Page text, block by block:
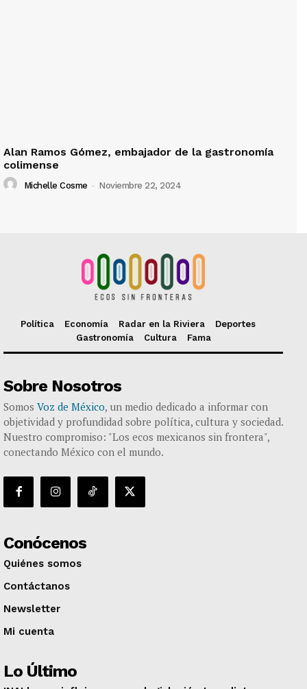
Alan Ramos Gómez, embajador de la gastronomía
colimense
Michelle Cosme - Noviembre 22, 2024
Política Economía Radar en la Riviera
Deportes
Gastronomía
Cultura Fama
Sobre Nosotros
Somos Voz de México, un medio dedicado a informar con
objetividad y profundidad sobre política, cultura y sociedad.
Nuestro compromiso: "Los ecos mexicanos sin frontera",
conectando México con el mundo.
Conócenos
Quiénes somos
Contáctanos
Newsletter
Mi cuenta
Lo Último